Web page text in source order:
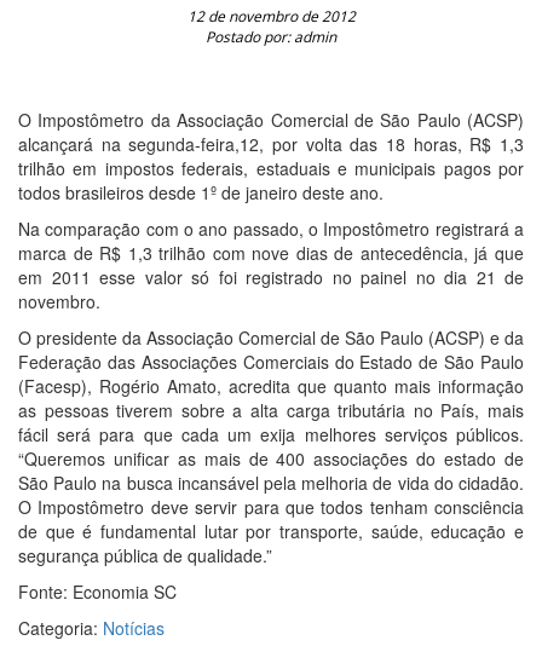
12 de novembro de 2012
Postado por: admin
O Impostômetro da Associação Comercial de São Paulo (ACSP)
alcançará na segunda-feira,12, por volta das 18 horas, R$ 1,3
trilhão em impostos federais, estaduais e municipais pagos por
todos brasileiros desde 1º de janeiro deste ano.
Na comparação com o ano passado, o Impostômetro registrará a
marca de R$ 1,3 trilhão com nove dias de antecedência, já que
em 2011 esse valor só foi registrado no painel no dia 21 de
novembro.
O presidente da Associação Comercial de São Paulo (ACSP) e da
Federação das Associações Comerciais do Estado de São Paulo
(Facesp), Rogério Amato, acredita que quanto mais informação
as pessoas tiverem sobre a alta carga tributária no País, mais
fácil será para que cada um exija melhores serviços públicos.
“Queremos unificar as mais de 400 associações do estado de
São Paulo na busca incansável pela melhoria de vida do cidadão.
O Impostômetro deve servir para que todos tenham consciência
de que é fundamental lutar por transporte, saúde, educação e
segurança pública de qualidade.”
Fonte: Economia SC
Categoria: Notícias